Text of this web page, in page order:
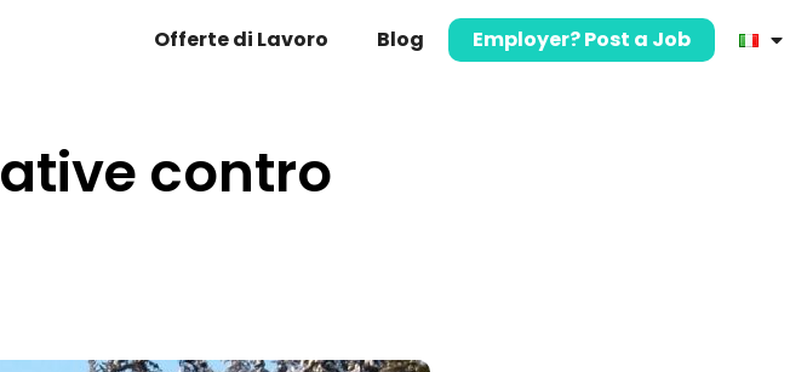
Offerte di Lavoro Blog Employer? Post a Job
contro